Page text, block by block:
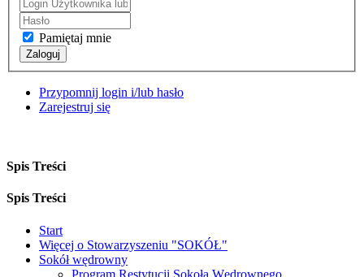
Pamiętaj mnie
Zaloguj
Przypomnij login i/lub hasło
Zarejestruj się
Spis Treści
Spis Treści
Start
Więcej o Stowarzyszeniu "SOKÓŁ"
Sokół wędrowny
Program Restytucji Sokoła Wędrownego